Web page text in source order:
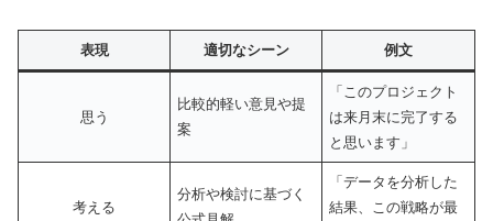
表現 適切なシーン 例文
思う
比較的軽い意見や提
案
「このプロジェクト
は来月末に完了する
と思います」
考える
分析や検討に基づく
「データを分析した
結果、この戦略が最